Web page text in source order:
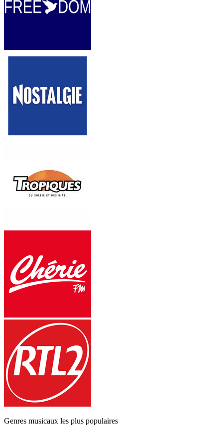
Genres musicaux les plus populaires